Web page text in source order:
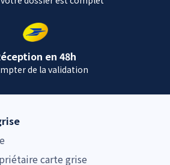
en 48h
de la validation
carte grise